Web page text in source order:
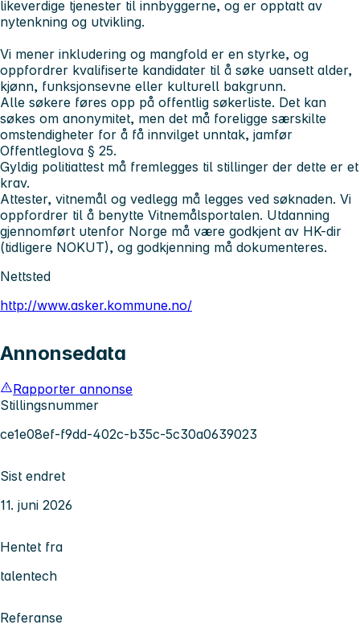
likeverdige tjenester til innbyggerne, og er opptatt av
nytenkning og utvikling.
Vi mener inkludering og mangfold er en styrke, og
oppfordrer kvalifiserte kandidater til å søke uansett alder,
kjønn, funksjonsevne eller kulturell bakgrunn.
Alle søkere føres opp på offentlig søkerliste. Det kan
søkes om anonymitet, men det må foreligge særskilte
omstendigheter for å få innvilget unntak, jamfør
Offentleglova § 25.
Gyldig politiattest må fremlegges til stillinger der dette er et
krav.
Attester, vitnemål og vedlegg må legges ved søknaden. Vi
oppfordrer til å benytte Vitnemålsportalen. Utdanning
gjennomført utenfor Norge må være godkjent av HK-dir
(tidligere NOKUT), og godkjenning må dokumenteres.
Nettsted
http://www.asker.kommune.no/
Annonsedata
Rapporter annonse
Stillingsnummer
ce1e08ef-f9dd-402c-b35c-5c30a0639023
Sist endret
11. juni 2026
Hentet fra
talentech
Referanse